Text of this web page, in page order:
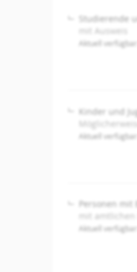
Studierende
mit Ausweis
Aktuell verfügbar:
Kinder und
Aktuell verfügbar:
Personen mit
mit amtlichen
Aktuell verfügbar: